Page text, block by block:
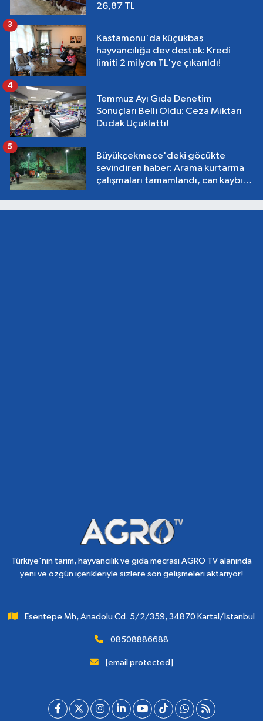
26,87 TL
Kastamonu'da küçükbaş
hayvancılığa dev destek: Kredi
limiti 2 milyon TL'ye çıkarıldı!
3
Temmuz Ayı Gıda Denetim
Sonuçları Belli Oldu: Ceza Miktarı
Dudak Uçuklattı!
4
Büyükçekmece'deki göçükte
sevindiren haber: Arama kurtarma
çalışmaları tamamlandı, can kaybı
5
Türkiye'nin tarım, hayvancılık ve gıda mecrası AGRO TV alanında
yeni ve özgün içerikleriyle sizlere son gelişmeleri aktarıyor!
Esentepe Mh, Anadolu Cd. 5/2/359, 34870 Kartal/İstanbul
08508886688
[email protected]